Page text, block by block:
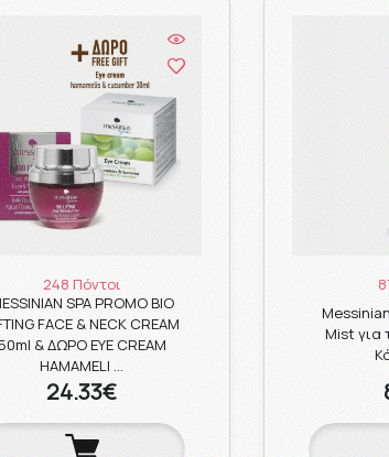
248 Πόντοι
SPA PROMO BIO
FACE & NECK CREAM
& ΔΩΡΟ EYE CREAM
HAMAMELI …
24.33€
Mist για